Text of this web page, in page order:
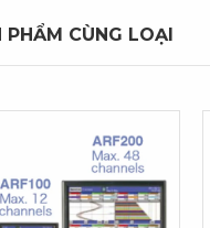
PHẨM CÙNG LOẠI